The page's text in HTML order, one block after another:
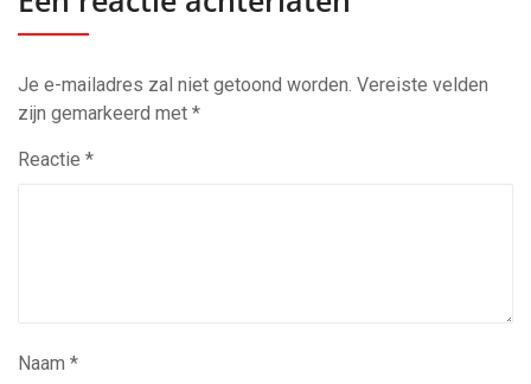
Je e-mailadres zal niet getoond worden. Vereiste velden
zijn gemarkeerd met *
Reactie *
Naam *